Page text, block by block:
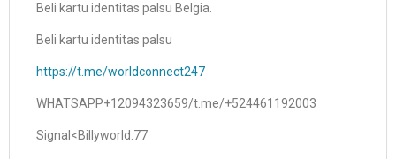
Beli kartu identitas palsu Belgia.
Beli kartu identitas palsu
https://t.me/worldconnect247
WHATSAPP+12094323659/t.me/+524461192003
Signal<Billyworld.77